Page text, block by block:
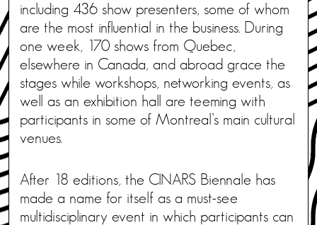
including 436 show presenters, some of whom
are the most influential in the business. During
one week, 170 shows from Quebec,
elsewhere in Canada, and abroad grace the
stages while workshops, networking events, as
well as an exhibition hall are teeming with
participants in some of Montreal’s main cultural
venues.
After 18 editions, the CINARS Biennale has
made a name for itself as a must-see
multidisciplinary event in which participants can